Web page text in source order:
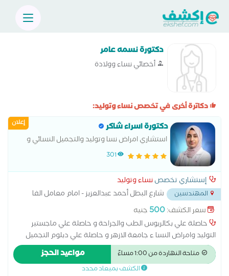
دكتورة نسمه عامر
أخصائي نساء وولادة
دكاترة أخرى في تخصص نساء وتوليد:
إعلان دكتورة اسراء شاكر
استشاري امراض نسا وتوليد والتجميل النسائي و
ماجستير التوليد وامراض النسا ء جامعة الازهر
301
إستشاري تخصصنساء وتوليد
المهندسين
شارع البطل أحمد عبدالعزيز - امام معامل الفا
سعر الكشف:500 جنيه
حاصلة علي بكالريوس الطب والجراحة و حاصلة علي ماجستير
التوليد وامراض النسا ء جامعة الازهر و حاصلة علي دبلوم التجميل
النسائي و حاصلة علي دبلوم الحقن المجهري استشاري امراض النساء
والتوليد والتجميل النسائي
متاحة النهاردة من 1:00 مساءً مواعيد الحجز
الكشف بميعاد محدد